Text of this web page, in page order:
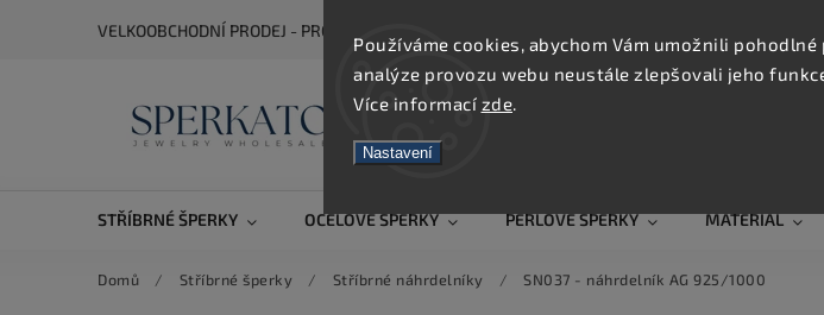
Používáme cookies, abychom Vám umožnili
analýze provozu webu neustále zlepšovali jeho
Více informací zde.
Nastavení
VELKOOBCHODNÍ PRODEJ - PRO ZOBRAZENÍ CEN SE REGISTRUJTE
STŘÍBRNÉ ŠPERKY OCELOVÉ ŠPERKY PERLOVÉ ŠPERKY MATERIÁL
Domů / Stříbrné šperky / Stříbrné náhrdelníky / SN037 - náhrdelník AG 925/1000